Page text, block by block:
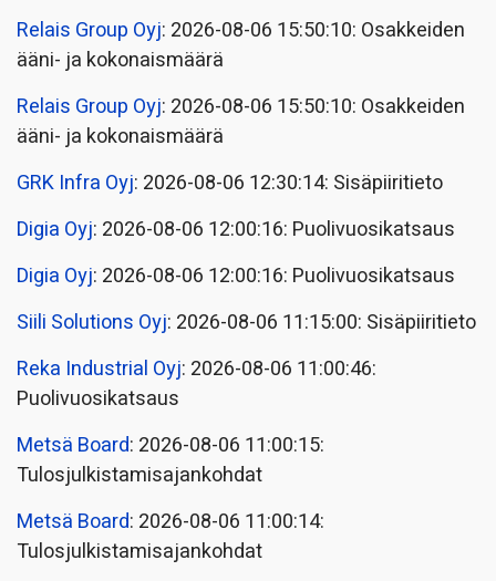
Relais Group Oyj: 2026-08-06 15:50:10: Osakkeiden
ääni- ja kokonaismäärä
Relais Group Oyj: 2026-08-06 15:50:10: Osakkeiden
ääni- ja kokonaismäärä
GRK Infra Oyj: 2026-08-06 12:30:14: Sisäpiiritieto
Digia Oyj: 2026-08-06 12:00:16: Puolivuosikatsaus
Digia Oyj: 2026-08-06 12:00:16: Puolivuosikatsaus
Siili Solutions Oyj: 2026-08-06 11:15:00: Sisäpiiritieto
Reka Industrial Oyj: 2026-08-06 11:00:46:
Puolivuosikatsaus
Metsä Board: 2026-08-06 11:00:15:
Tulosjulkistamisajankohdat
Metsä Board: 2026-08-06 11:00:14:
Tulosjulkistamisajankohdat